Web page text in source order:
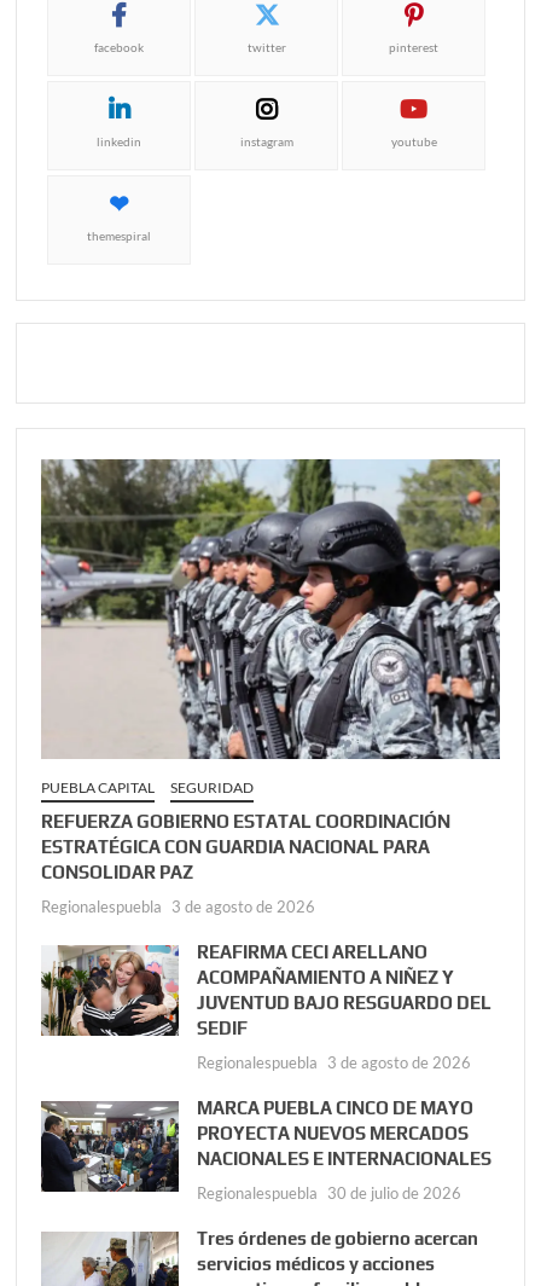
facebook twitter pinterest
linkedin instagram youtube
themespiral
PUEBLA CAPITAL SEGURIDAD
REFUERZA GOBIERNO ESTATAL COORDINACIÓN
ESTRATÉGICA CON GUARDIA NACIONAL PARA
CONSOLIDAR PAZ
Regionalespuebla 3 de agosto de 2026
REAFIRMA CECI ARELLANO
ACOMPAÑAMIENTO A NIÑEZ Y
JUVENTUD BAJO RESGUARDO DEL
SEDIF
Regionalespuebla 3 de agosto de 2026
MARCA PUEBLA CINCO DE MAYO
PROYECTA NUEVOS MERCADOS
NACIONALES E INTERNACIONALES
Regionalespuebla 30 de julio de 2026
Tres órdenes de gobierno acercan
servicios médicos y acciones